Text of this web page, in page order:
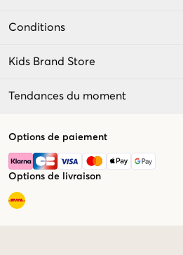
Conditions
Kids Brand Store
Tendances du moment
Options de paiement
Options de livraison